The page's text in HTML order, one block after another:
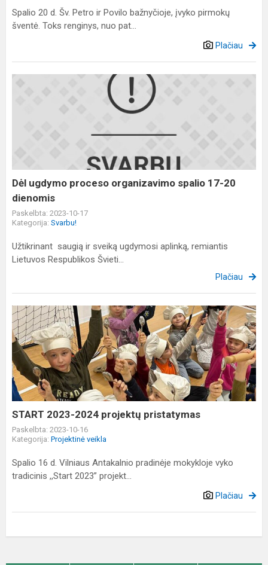
Spalio 20 d. Šv. Petro ir Povilo bažnyčioje, įvyko pirmokų
šventė. Toks renginys, nuo pat...
Plačiau
Dėl
dienomis
Dėl ugdymo proceso organizavimo spalio 17-20
dienomis
Paskelbta: 2023-10-17
Kategorija: Svarbu!
Užtikrinant saugią ir sveiką ugdymosi aplinką, remiantis
Lietuvos Respublikos Švieti...
Plačiau
START
2023-
2024
projektų
pristatymas
START 2023-2024 projektų pristatymas
Paskelbta: 2023-10-16
Kategorija: Projektinė veikla
Spalio 16 d. Vilniaus Antakalnio pradinėje mokykloje vyko
tradicinis ,,Start 2023” projekt...
Plačiau